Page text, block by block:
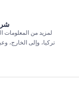
لمزيد من المعلومات
تركيا، وإلى الخارج،